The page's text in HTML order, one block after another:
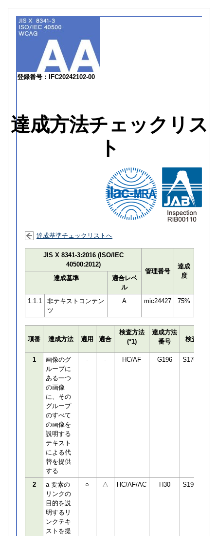
登録番号：IFC20242102-00
達成方法チェックリス
ト
達成基準チェックリストへ
JIS X 8341-3:2016 (ISO/IEC
40500:2012)
管理番号
達成
度
達成基準
適合レベ
ル
1.1.1
非テキストコンテン
ツ
A mic24427 75%
項番 達成方法 適用 適合
検査方法
(*1)
達成方法
番号
検査員
1
画像のグ
ループに
ある一つ
の画像
に、その
グループ
のすべて
の画像を
説明する
テキスト
による代
替を提供
する
- - HC/AF G196 S170294
2
a 要素の
リンクの
目的を説
明するリ
ンクテキ
ストを提
○ △ HC/AF/AC H30 S190498